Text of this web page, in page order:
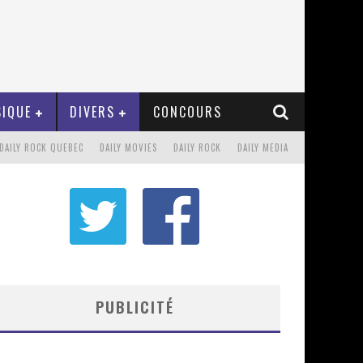
DIVERS CONCOURS
DAILY MEDIA
DAILY ROCK
DAILY MOVIES
DAILY ROCK QUEBEC
PUBLICITÉ